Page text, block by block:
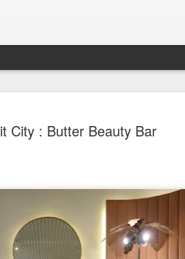
City : Butter Beauty Bar
26
بس الصراحه عطلنا
الشديد ما تجددت الرخصه
اوتوماتيكيا بتاريخ الانتهاء
صج وصلتني شحنه و توهقت